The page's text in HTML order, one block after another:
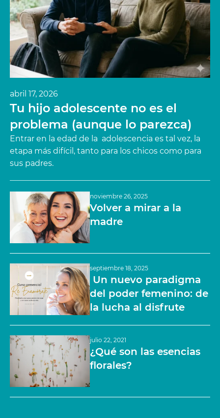
abril 17, 2026
Tu hijo adolescente no es el
problema (aunque lo parezca)
Entrar en la edad de la adolescencia es tal vez, la
etapa más difícil, tanto para los chicos como para
sus padres.
noviembre 26, 2025
Volver a mirar a la
madre
septiembre 18, 2025
Un nuevo paradigma
del poder femenino: de
la lucha al disfrute
julio 22, 2021
¿Qué son las esencias
florales?